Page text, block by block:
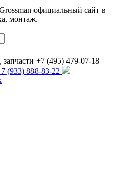
официальный сайт в
монтаж.
+7 (495) 479-07-18
(933) 888-83-22